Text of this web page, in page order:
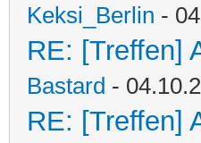
Keksi_Berlin -
RE: [Treffen]
Bastard -
RE: [Treffen]